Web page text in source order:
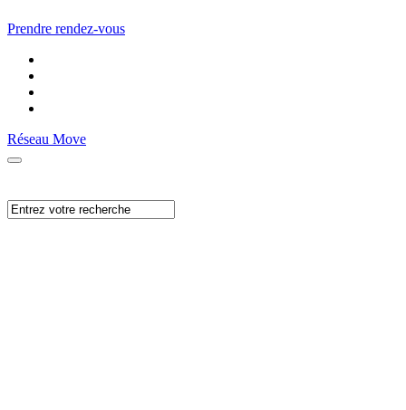
Prendre rendez-vous
Réseau Move